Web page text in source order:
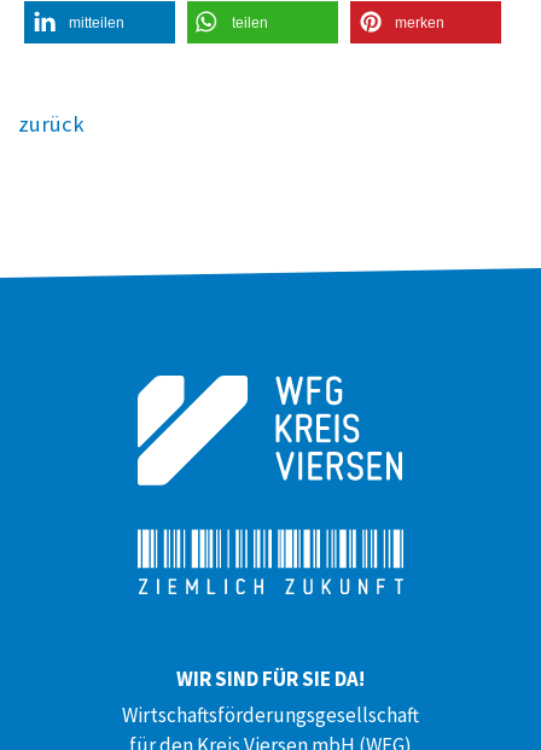
mitteilen teilen merken
zurück
WIR SIND FÜR SIE DA!
Wirtschaftsförderungsgesellschaft